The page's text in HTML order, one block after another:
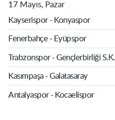
17 Mayıs, Pazar
Kayserispor - Konyaspor
Fenerbahçe - Eyüpspor
Trabzonspor - Gençlerbirliği S.K.
Kasımpaşa - Galatasaray
Antalyaspor - Kocaelispor